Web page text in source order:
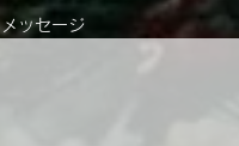
メッセージ